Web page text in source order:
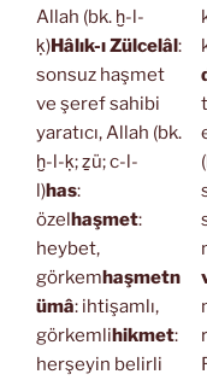
Allah (bk. ḫ-l-
ḳ)Hâlık-ı Zülcelâl:
sonsuz haşmet
ve şeref sahibi
yaratıcı, Allah (bk.
ḫ-l-ḳ; ẕü; c-l-
l)has:
özelhaşmet:
heybet,
görkemhaşmetn
ümâ: ihtişamlı,
görkemlihikmet:
herşeyin belirli